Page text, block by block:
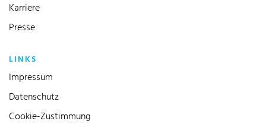
Karriere
Presse
LINKS
Impressum
Datenschutz
Cookie-Zustimmung